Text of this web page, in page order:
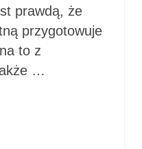
prawdą, że
przygotowuje
to z
…